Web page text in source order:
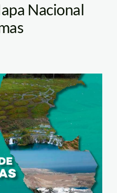
Nacional